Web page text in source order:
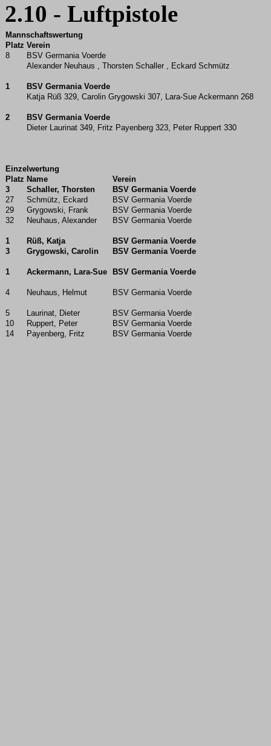
2.10 - Luftpistole
Mannschaftswertung
Platz Verein
8
BSV Germania Voerde
Alexander Neuhaus , Thorsten Schaller , Eckard Schmütz
1
BSV Germania Voerde
Katja Rüß 329, Carolin Grygowski 307, Lara-Sue Ackermann 268
2
BSV Germania Voerde
Dieter Laurinat 349, Fritz Payenberg 323, Peter Ruppert 330
Einzelwertung
Platz Name
Verein
3
Schaller, Thorsten
BSV Germania Voerde
27
Schmütz, Eckard
BSV Germania Voerde
29
Grygowski, Frank
BSV Germania Voerde
32
Neuhaus, Alexander BSV Germania Voerde
1 Rüß, Katja
BSV Germania Voerde
3
Grygowski, Carolin BSV Germania Voerde
1 Ackermann, Lara-Sue BSV Germania Voerde
4 Neuhaus, Helmut BSV Germania Voerde
5 Laurinat, Dieter
BSV Germania Voerde
10
Ruppert, Peter
BSV Germania Voerde
14
Payenberg, Fritz BSV Germania Voerde